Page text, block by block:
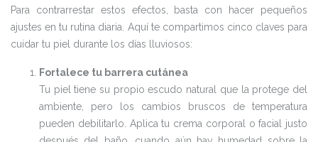
Para contrarrestar estos efectos, basta con hacer pequeños
ajustes en tu rutina diaria. Aquí te compartimos cinco claves para
cuidar tu piel durante los días lluviosos:
Fortalece tu barrera cutánea
Tu piel tiene su propio escudo natural que la protege del
ambiente, pero los cambios bruscos de temperatura
pueden debilitarlo. Aplica tu crema corporal o facial justo